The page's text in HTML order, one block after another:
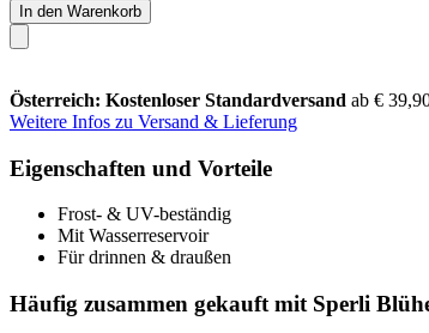
In den Warenkorb
Österreich: Kostenloser Standardversand ab €
Weitere Infos zu Versand & Lieferung
Eigenschaften und Vorteile
Frost- & UV-beständig
Mit Wasserreservoir
Für drinnen & draußen
Häufig zusammen gekauft mit Sperli